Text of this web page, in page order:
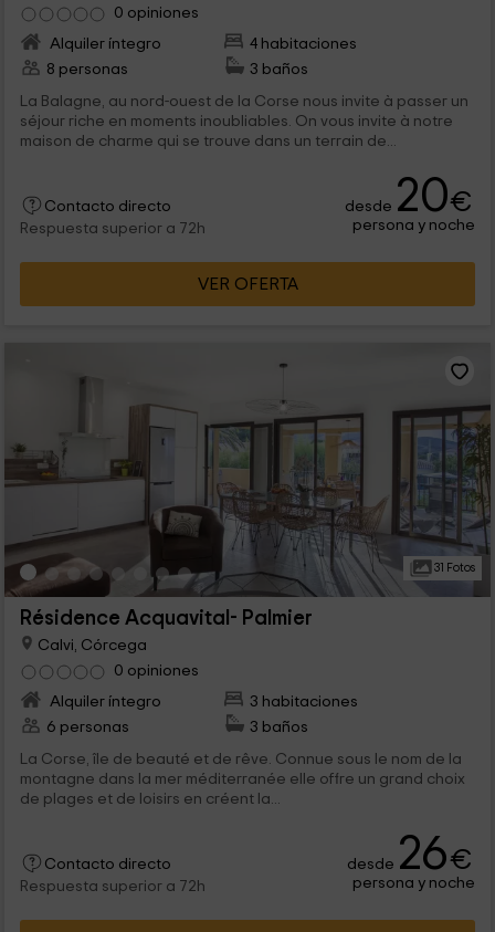
0 opiniones
Alquiler íntegro
4 habitaciones
8 personas
3 baños
La Balagne, au nord-ouest de la Corse nous invite à passer un
séjour riche en moments inoubliables. On vous invite à notre
maison de charme qui se trouve dans un terrain de...
Contacto directo
Respuesta superior a 72h
desde 20€
persona y noche
VER OFERTA
31 Fotos
Résidence Acquavital- Palmier
Calvi, Córcega
0 opiniones
Alquiler íntegro
3 habitaciones
6 personas
3 baños
La Corse, île de beauté et de rêve. Connue sous le nom de la
montagne dans la mer méditerranée elle offre un grand choix
de plages et de loisirs en créent la...
Contacto directo
Respuesta superior a 72h
desde 26€
persona y noche